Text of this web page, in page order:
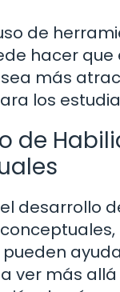
de
hacer que
más
los
de
desarrollo
ver más allá